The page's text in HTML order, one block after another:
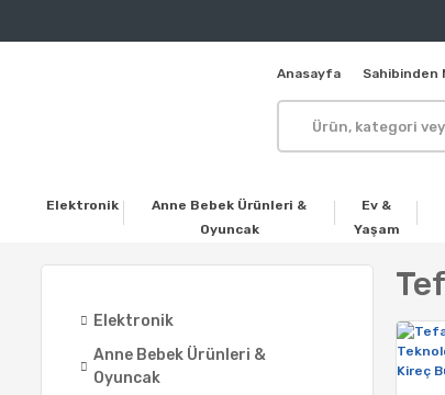
Anasayfa Sahibinden
Elektronik
Anne Bebek Ürünleri &
Oyuncak
Ev &
Yaşam
Elektronik
Anne Bebek Ürünleri &
Oyuncak